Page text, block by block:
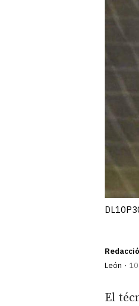
León
El